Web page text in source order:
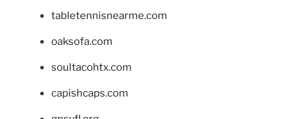
tabletennisnearme.com
oaksofa.com
soultacohtx.com
capishcaps.com